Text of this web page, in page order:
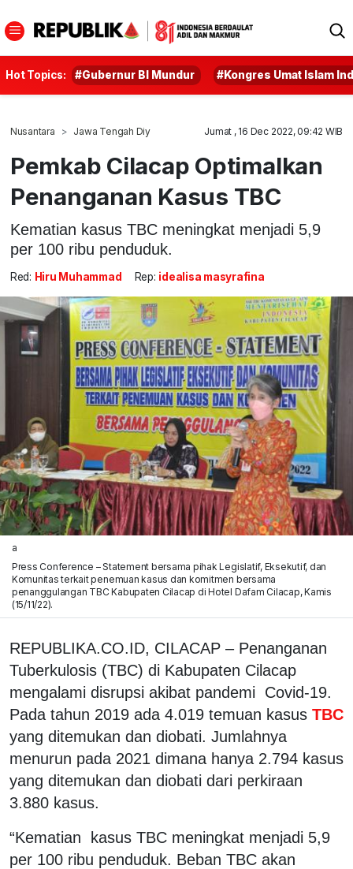
Hot Topics: #Gubernur BI Mundur #Kongres Umat Islam
Nusantara Jawa Tengah Diy Jumat , 16 Dec 2022, 09:42 WIB
Pemkab Cilacap Optimalkan
Penanganan Kasus TBC
Kematian kasus TBC meningkat menjadi 5,9
per 100 ribu penduduk.
Red: Hiru Muhammad Rep: idealisa masyrafina
a
Press Conference – Statement bersama pihak Legislatif, Eksekutif, dan
Komunitas terkait penemuan kasus dan komitmen bersama
penanggulangan TBC Kabupaten Cilacap di Hotel Dafam Cilacap, Kamis
(15/11/22).
REPUBLIKA.CO.ID, CILACAP – Penanganan
Tuberkulosis (TBC) di Kabupaten Cilacap
mengalami disrupsi akibat pandemi Covid-19.
Pada tahun 2019 ada 4.019 temuan kasus TBC
yang ditemukan dan diobati. Jumlahnya
menurun pada 2021 dimana hanya 2.794 kasus
yang ditemukan dan diobati dari perkiraan
3.880 kasus.
“Kematian kasus TBC meningkat menjadi 5,9
per 100 ribu penduduk. Beban TBC akan